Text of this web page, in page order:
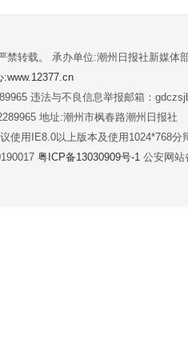
禁转载。 承办单位:潮州日报社新媒体
违法与不良信息举报邮箱：
地址:潮州市枫春路潮州日报社
使用IE8.0以上版本及使用1024*768分
粤ICP备13030909号-1 公安网站